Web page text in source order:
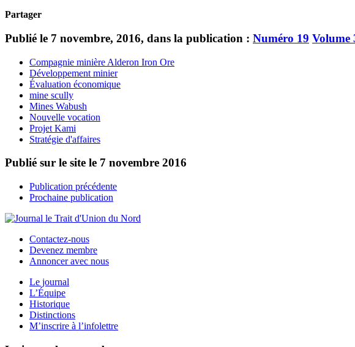
Partager
Publié le 7 novembre, 2016, dans la publication : Numéro 19 Volume
Compagnie minière Alderon Iron Ore
Développement minier
Évaluation économique
mine scully
Mines Wabush
Nouvelle vocation
Projet Kami
Stratégie d'affaires
Publié sur le site le 7 novembre 2016
Publication précédente
Prochaine publication
Contactez-nous
Devenez membre
Annoncer avec nous
Le journal
L’Équipe
Historique
Distinctions
M’inscrire à l’infolettre